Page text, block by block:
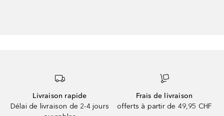
Livraison rapide
Délai de livraison de 2-4 jours
Frais de livraison
offerts à partir de 49,95 CHF